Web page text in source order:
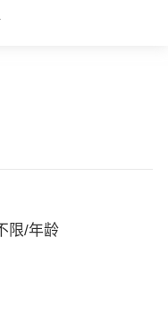
限/年龄